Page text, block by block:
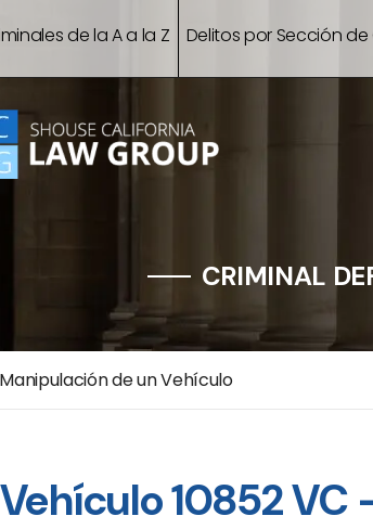
de la A a la Z Delitos por Sección
CRIMINAL
de un Vehículo
10852 VC